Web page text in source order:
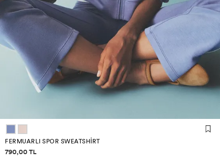
FERMUARLI SPOR SWEATSHIRT
Fiyat bilgisi
790,00 TL